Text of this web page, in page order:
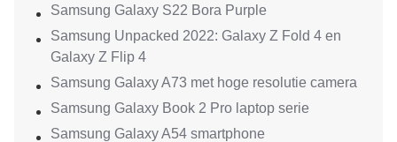
Samsung Galaxy S22 Bora Purple
Samsung Unpacked 2022: Galaxy Z Fold 4 en
Galaxy Z Flip 4
Samsung Galaxy A73 met hoge resolutie camera
Samsung Galaxy Book 2 Pro laptop serie
Samsung Galaxy A54 smartphone